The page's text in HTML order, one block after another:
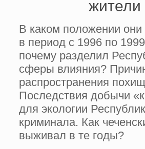
жители
В каком положении они
в период с 1996 по
почему разделил
сферы влияния?
распространения
Последствия добычи
для экологии
криминала. Как
выживал в те годы?